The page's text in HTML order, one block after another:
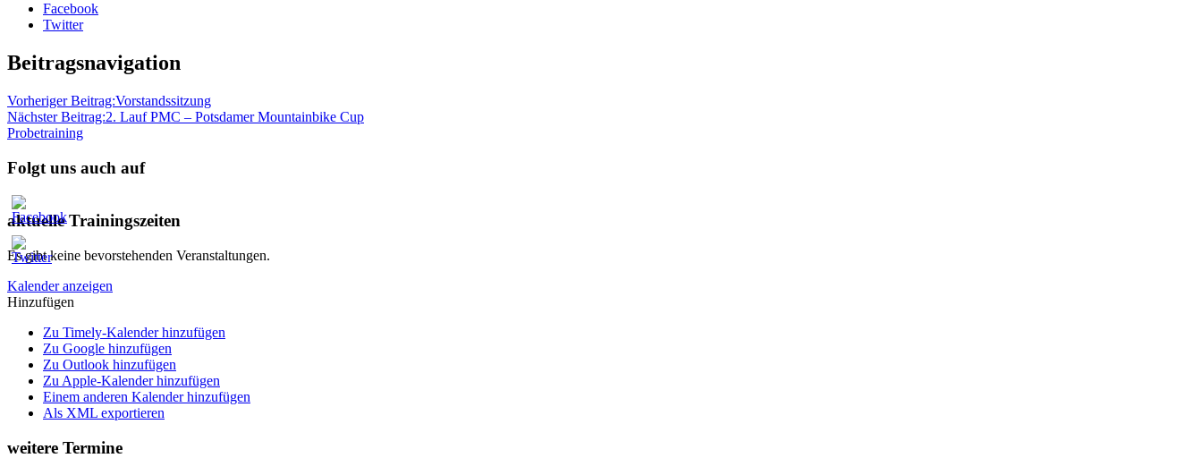
Facebook
Twitter
Beitragsnavigation
Vorheriger Beitrag:Vorstandssitzung
Nächster Beitrag:2. Lauf PMC – Potsdamer Mountainbike Cup
Probetraining
Folgt uns auch auf
aktuelle Trainingszeiten
Es gibt keine bevorstehenden Veranstaltungen.
Kalender anzeigen
Hinzufügen
Zu Timely-Kalender hinzufügen
Zu Google hinzufügen
Zu Outlook hinzufügen
Zu Apple-Kalender hinzufügen
Einem anderen Kalender hinzufügen
Als XML exportieren
weitere Termine